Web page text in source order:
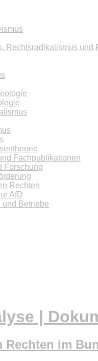
Rechtsradikalismus und
Fachpublikationen
Forschung
Rechten
AfD
und Betriebe
|
im